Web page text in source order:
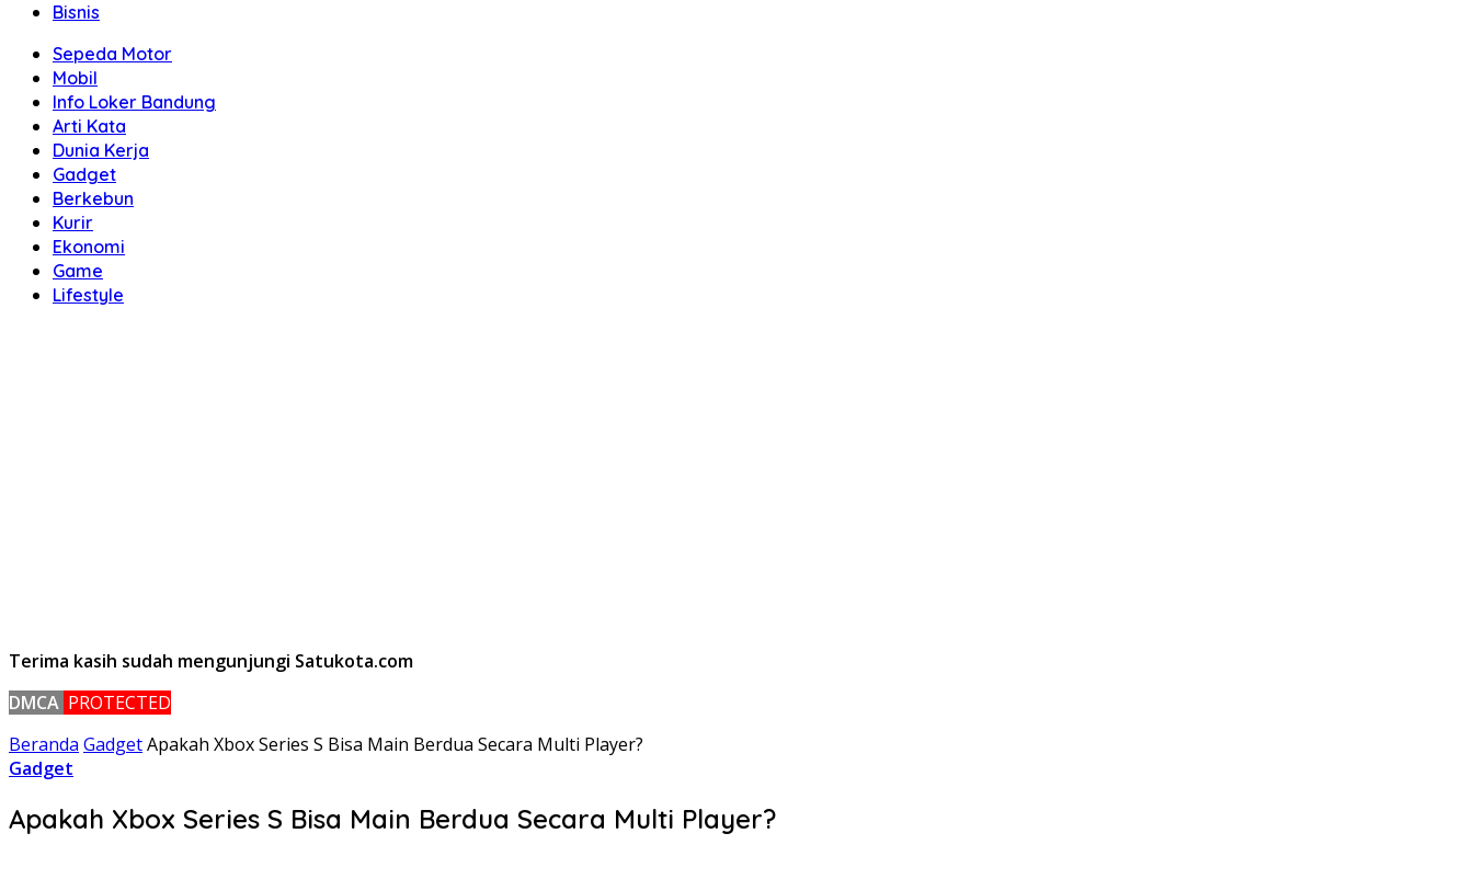
Bisnis
Sepeda Motor
Mobil
Info Loker Bandung
Arti Kata
Dunia Kerja
Gadget
Berkebun
Kurir
Ekonomi
Game
Lifestyle
Terima kasih sudah mengunjungi Satukota.com
DMCA PROTECTED
Beranda GadgetApakah Xbox Series S Bisa Main Berdua Secara Multi Player?
Gadget
Apakah Xbox Series S Bisa Main Berdua Secara Multi Player?